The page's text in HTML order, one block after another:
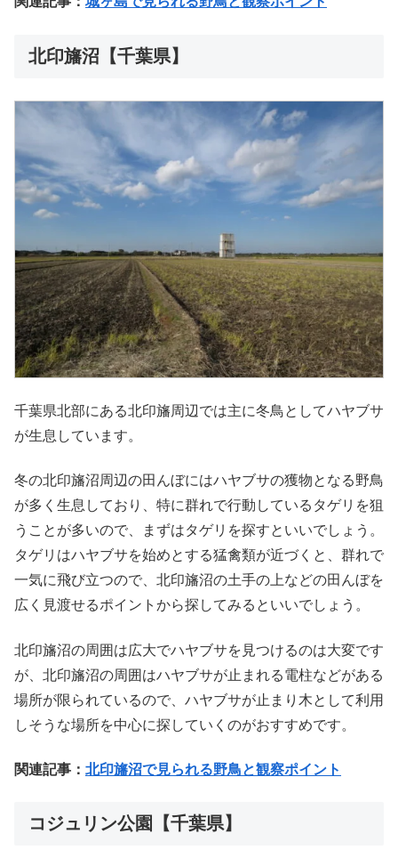
北印旛沼【千葉県】
千葉県北部にある北印旛周辺では主に冬鳥としてハヤブサ
が生息しています。
冬の北印旛沼周辺の田んぼにはハヤブサの獲物となる野鳥
が多く生息しており、特に群れで行動しているタゲリを狙
うことが多いので、まずはタゲリを探すといいでしょう。
タゲリはハヤブサを始めとする猛禽類が近づくと、群れで
一気に飛び立つので、北印旛沼の土手の上などの田んぼを
広く見渡せるポイントから探してみるといいでしょう。
北印旛沼の周囲は広大でハヤブサを見つけるのは大変です
が、北印旛沼の周囲はハヤブサが止まれる電柱などがある
場所が限られているので、ハヤブサが止まり木として利用
しそうな場所を中心に探していくのがおすすめです。
関連記事： 北印旛沼で見られる野鳥と観察ポイント
コジュリン公園【千葉県】